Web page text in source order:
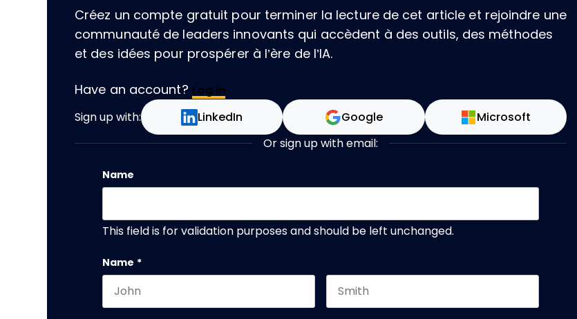
Créez un compte gratuit pour terminer la lecture de cet article et rejoindre une
communauté de leaders innovants qui accèdent à des outils, des méthodes
et des idées pour prospérer à l’ère de l’IA.
Have an account? Log In
Sign up with: LinkedIn Google Microsoft
Or sign up with email:
Name
This field is for validation purposes and should be left unchanged.
Name *